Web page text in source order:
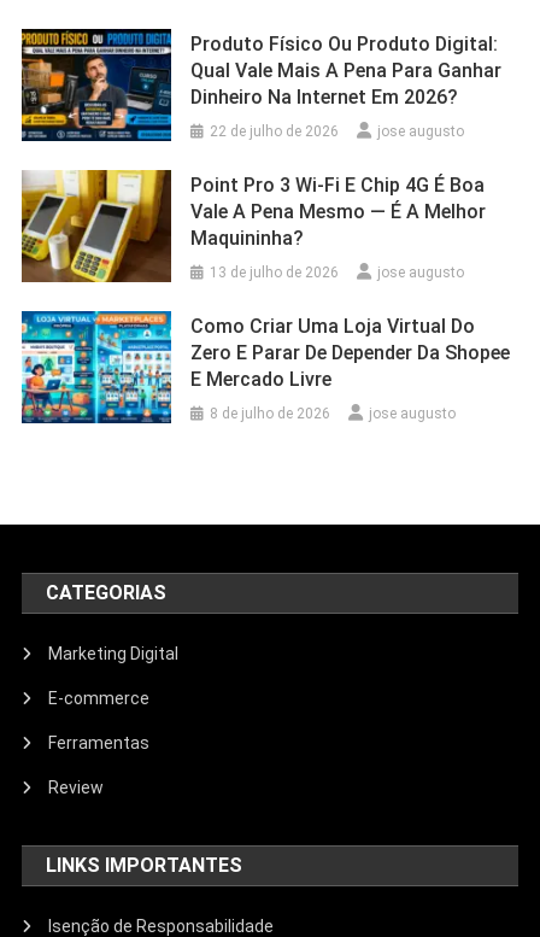
Produto Físico Ou Produto Digital:
Qual Vale Mais A Pena Para Ganhar
Dinheiro Na Internet Em 2026?
22 de julho de 2026 jose augusto
Point Pro 3 Wi‑Fi E Chip 4G É Boa
Vale A Pena Mesmo — É A Melhor
Maquininha?
13 de julho de 2026 jose augusto
Como Criar Uma Loja Virtual Do
Zero E Parar De Depender Da Shopee
E Mercado Livre
8 de julho de 2026 jose augusto
CATEGORIAS
Marketing Digital
E-commerce
Ferramentas
Review
LINKS IMPORTANTES
Isenção de Responsabilidade